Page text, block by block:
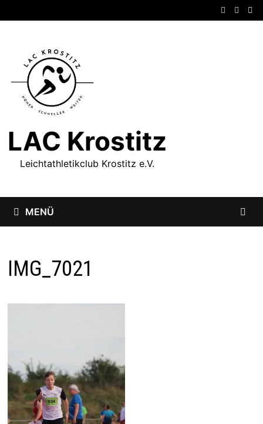
Inhalt
LAC Krostitz
Leichtathletikclub Krostitz e.V.
MENÜ
IMG_7021